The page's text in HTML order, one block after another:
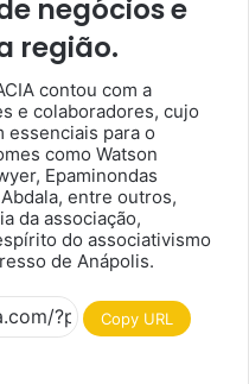
negócios e
região.
contou com a
e colaboradores, cujo
essenciais para o
como Watson
Epaminondas
entre outros,
da associação,
do associativismo
de Anápolis.
Copy URL